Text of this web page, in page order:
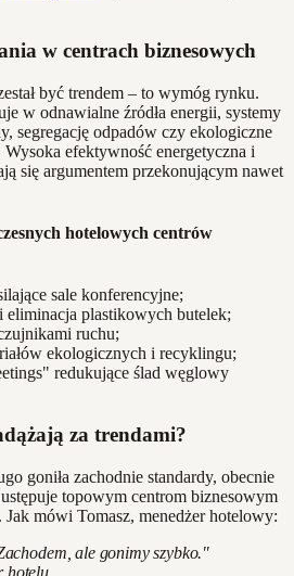
w centrach biznesowych
być trendem – to wymóg rynku.
w odnawialne źródła energii, systemy
segregację odpadów czy ekologiczne
efektywność energetyczna i
się argumentem przekonującym nawet
hotelowych centrów
sale konferencyjne;
plastikowych butelek;
ruchu;
ekologicznych i recyklingu;
redukujące ślad węglowy
za trendami?
goniła zachodnie standardy, obecnie
topowym centrom biznesowym
mówi Tomasz, menedżer hotelowy:
ale gonimy szybko."
hotelu